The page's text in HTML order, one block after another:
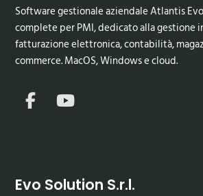
Software gestionale aziendale Atlantis
complete per PMI, dedicato alla gestione
fatturazione elettronica, contabilità,
commerce. MacOS, Windows e cloud.
Evo Solution S.r.l.